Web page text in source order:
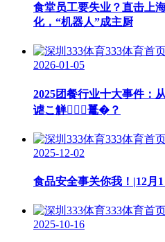
食堂员工要失业？直击上海
化，“机器人”成主厨
2026-01-05
2025团餐行业十大事件
谑こ觯鼍�？
2025-12-02
食品安全事关你我！|12月
2025-10-16